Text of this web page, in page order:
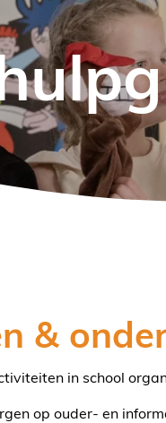
&
in school
op ouder- en